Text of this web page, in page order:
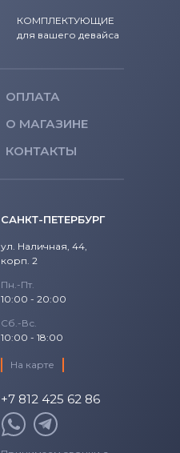
КОМПЛЕКТУЮЩИЕ
для вашего девайса
ОПЛАТА
О МАГАЗИНЕ
КОНТАКТЫ
САНКТ-ПЕТЕРБУРГ
ул. Наличная, 44,
корп. 2
Пн.-Пт.
10:00 - 20:00
Сб.-Вс.
10:00 - 18:00
На карте
+7 812 425 62 86